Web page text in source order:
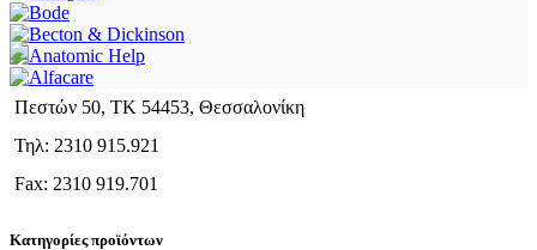
Πεστών 50, ΤΚ 54453, Θεσσαλονίκη
Τηλ: 2310 915.921
Fax: 2310 919.701
Κατηγορίες προϊόντων